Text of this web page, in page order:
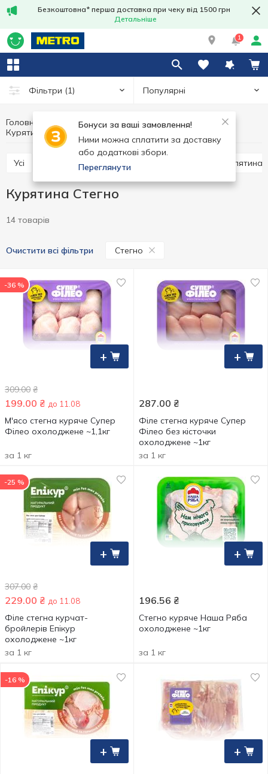
Безкоштовна* перша доставка при чеку від 1500 грн
Детальніше
1
Фільтри (1) Популярні
Бонуси за ваші замовлення!
Ними можна сплатити за доставку
або додаткові збори.
Переглянути
Головна М'ясо та ковбасні вироби
Свіже м'ясо
Курятина
Курятина Стегно
Усі Свинина Телятина
Курятина Стегно
14 товарів
Очистити всі фільтри Стегно
+
-36 %
309.00 ₴
199.00 ₴ до 11.08
М'ясо стегна куряче Супер
Філео охолоджене ~1,1кг
за 1 кг
+
287.00 ₴
Філе стегна куряче Супер
Філео без кісточки
охолоджене ~1кг
за 1 кг
+
-25 %
307.00 ₴
229.00 ₴ до 11.08
Філе стегна курчат-
бройлерів Епікур
охолоджене ~1кг
за 1 кг
+
196.56 ₴
Стегно куряче Наша Ряба
охолоджене ~1кг
за 1 кг
+
-16 %
+